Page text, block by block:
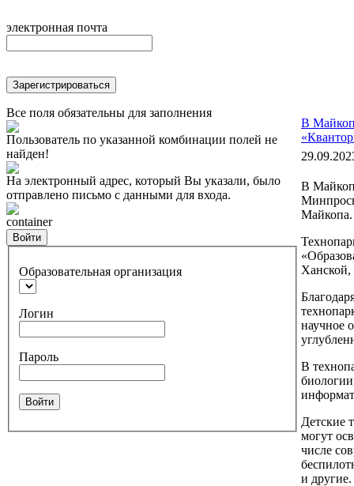
электронная почта
Зарегистрироваться
Все поля обязательны для заполнения
Пользователь по указанной комбинации полей не
найден!
На электронный адрес, который Вы указали, было
отправлено письмо с данными для входа.
container
Войти
Образовательная организация
Логин
Пароль
Войти
В
В
Майкопа.
Ханской,
научное
В
Детские
могут
числе
и другие.